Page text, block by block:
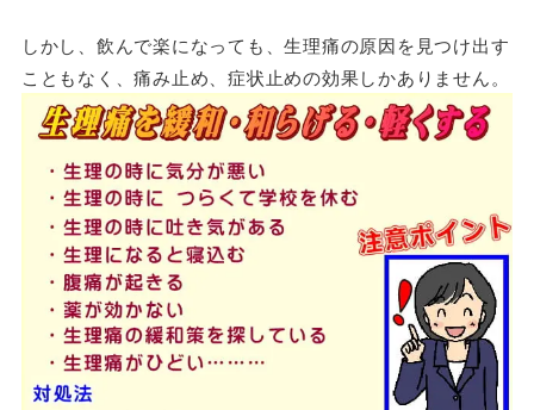
しかし、飲んで楽になっても、生理痛の原因を見つけ出す
こともなく、痛み止め、症状止めの効果しかありません。